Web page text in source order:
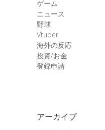
ゲーム
ニュース
野球
Vtuber
海外の反応
投資/お金
登録申請
アーカイブ